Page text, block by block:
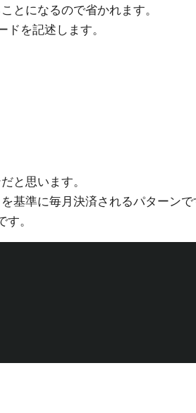
とになるので省かれます。
を記述します。
と思います。
基準に毎月決済されるパターンで
。